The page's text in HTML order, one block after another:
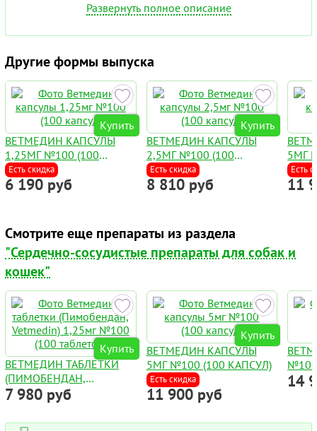
Развернуть полное описание
Другие формы выпуска
Купить
ВЕТМЕДИН КАПСУЛЫ
1,25МГ №100 (100
КАПСУЛ)
Есть скидка
6 190 руб
Купить
ВЕТМЕДИН КАПСУЛЫ
2,5МГ №100 (100
КАПСУЛ)
Есть скидка
8 810 руб
5МГ
Есть
11
Смотрите еще препараты из раздела
"Сердечно-сосудистые препараты для собак и
кошек"
Купить
ВЕТМЕДИН ТАБЛЕТКИ
(ПИМОБЕНДАН,
VETMEDIN) 1,25МГ №100
(100 ТАБЛЕТОК)
7 980 руб
Купить
ВЕТМЕДИН КАПСУЛЫ
5МГ №100 (100 КАПСУЛ)
Есть скидка
11 900 руб
№100
14